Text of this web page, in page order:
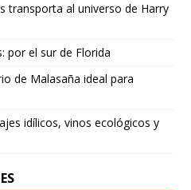
transporta al universo de Harry
por el sur de Florida
de Malasaña ideal para
idílicos, vinos ecológicos y